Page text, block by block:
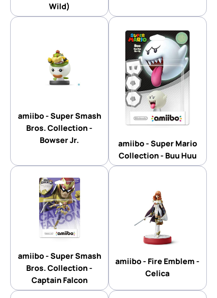
Wild)
amiibo - Super Smash
Bros. Collection -
Bowser Jr.
amiibo - Super Mario
Collection - Buu Huu
amiibo - Super Smash
Bros. Collection -
Captain Falcon
amiibo - Fire Emblem -
Celica